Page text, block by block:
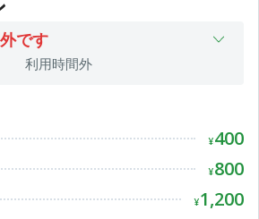
、直前でのメールのお問い合わせは、
です
利用時間外
利用時間外
利用時間外
¥400
¥800
¥1,200